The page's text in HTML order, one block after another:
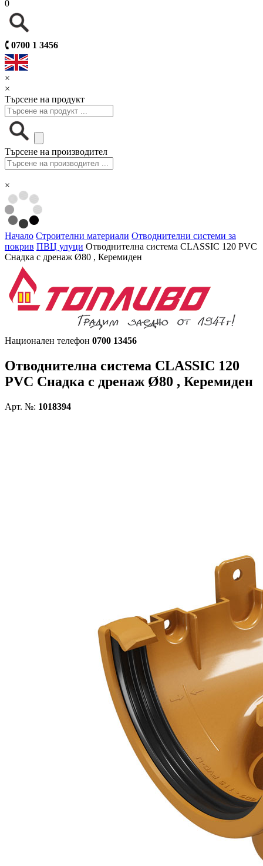
0
🕻 0700 1 3456
×
×
Търсене на продукт
Търсене на производител
×
Начало Строителни материали Отводнителни системи за
покрив ПВЦ улуци Отводнителна система CLASSIC 120 PVC
Снадка с дренаж Ø80 , Керемиден
Национален телефон 0700 13456
Отводнителна система CLASSIC 120
PVC Снадка с дренаж Ø80 , Керемиден
Арт. №: 1018394